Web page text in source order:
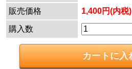
販売価格
1,400円(内税)
購入数